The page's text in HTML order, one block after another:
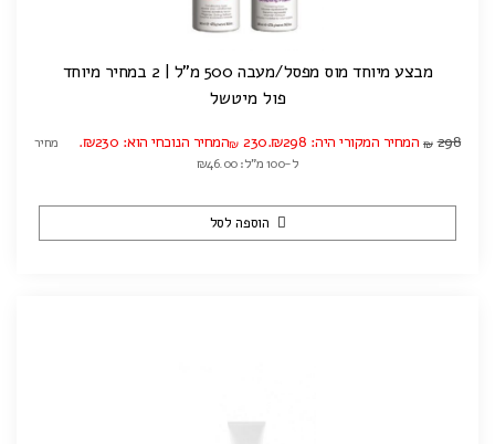
מבצע מיוחד מוס מפסל/מעבה 500 מ"ל | 2 במחיר מיוחד
פול מיטשל
₪ 298 המחיר המקורי היה: ₪298. ₪ 230 המחיר הנוכחי הוא: ₪230.
מחיר
ל-100 מ"ל: ₪46.00
הוספה לסל